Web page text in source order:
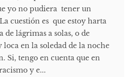
yo no pudiera tener un
cuestión es que estoy harta
de lágrimas a solas, o de
loca en la soledad de la noche
Si, tengo en cuenta que en
y e...